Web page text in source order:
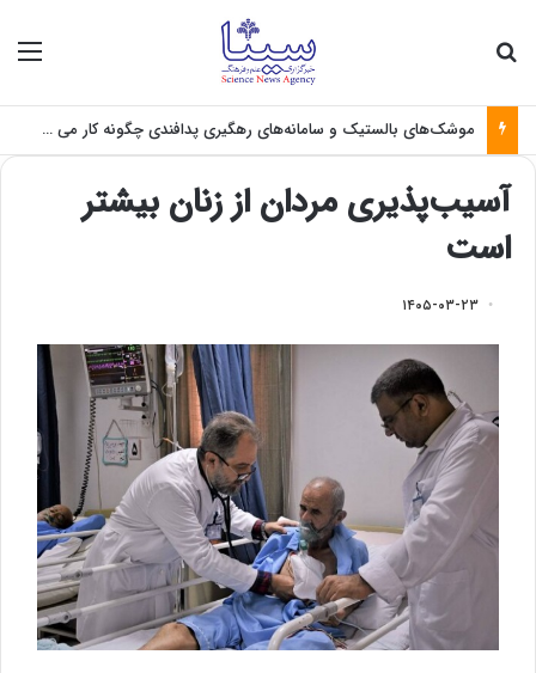
موشک‌های بالستیک و سامانه‌های رهگیری پدافندی چگونه کار می کنند؟
آسیب‌پذیری مردان از زنان بیشتر
است
۱۴۰۵-۰۳-۲۳